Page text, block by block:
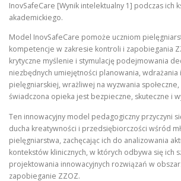
InovSafeCare [Wynik intelektualny 1] podczas ich
akademickiego.
Model InovSafeCare pomoże uczniom
kompetencje w zakresie kontroli i zapobiegania
krytyczne myślenie i stymulację podejmowania
niezbędnych umiejętności planowania, wdrażania
pielęgniarskiej, wrażliwej na wyzwania społeczne,
świadczona opieka jest bezpieczne, skuteczne i
Ten innowacyjny model pedagogiczny przyczyni
ducha kreatywności i przedsiębiorczości wśród
pielęgniarstwa, zachęcając ich do analizowania
kontekstów klinicznych, w których odbywa się ich
projektowania innowacyjnych rozwiązań w
zapobieganie ZZOZ.